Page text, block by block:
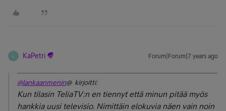
K KaPetri Forum|Forum|7 years ago
@lankaanmenin@ kirjoitti:
Kun tilasin TeliaTV:n en tiennyt että minun pitää myös
hankkia uusi televisio. Nimittäin elokuvia näen vain noin